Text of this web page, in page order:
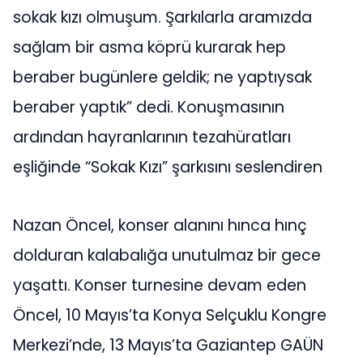
sokak kızı olmuşum. Şarkılarla aramızda
sağlam bir asma köprü kurarak hep
beraber bugünlere geldik; ne yaptıysak
beraber yaptık” dedi. Konuşmasının
ardından hayranlarının tezahüratları
eşliğinde “Sokak Kızı” şarkısını seslendiren
Nazan Öncel, konser alanını hınca hınç
dolduran kalabalığa unutulmaz bir gece
yaşattı. Konser turnesine devam eden
Öncel, 10 Mayıs’ta Konya Selçuklu Kongre
Merkezi’nde, 13 Mayıs’ta Gaziantep GAÜN